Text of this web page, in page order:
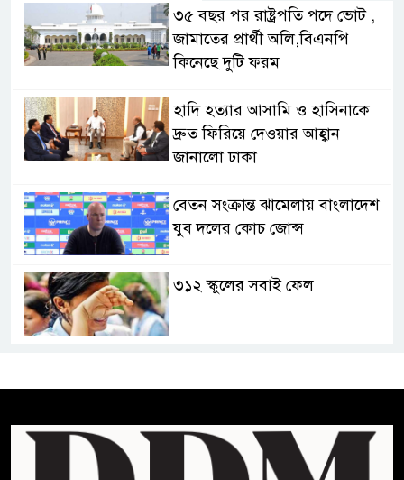
৩৫ বছর পর রাষ্ট্রপতি পদে ভোট ,
জামাতের প্রার্থী অলি,বিএনপি
কিনেছে দুটি ফরম
হাদি হত্যার আসামি ও হাসিনাকে
দ্রুত ফিরিয়ে দেওয়ার আহ্বান
জানালো ঢাকা
বেতন সংক্রান্ত ঝামেলায় বাংলাদেশ
যুব দলের কোচ জোন্স
৩১২ স্কুলের সবাই ফেল
সম্পূর্ণ খাতা দেখা হবে : শিক্ষামন্ত্রী
এসএসসি ও সমমানের ফল প্রকাশ,
পাসের হার ৬২.২৫ শতাংশ